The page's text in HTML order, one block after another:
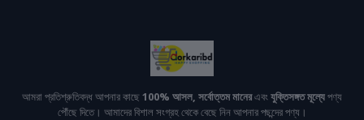
আমরা প্রতিশ্রুতিবদ্ধ আপনার কাছে 100% আসল, সর্বোত্তম মানেরএবংযুক্তিসঙ্গত মূল্যেপণ্য
পৌঁছে দিতে। আমাদের বিশাল সংগ্রহ থেকে বেছে নিন আপনার পছন্দের পণ্য।